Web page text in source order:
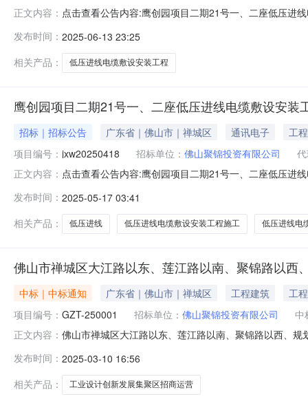
正文内容： 点击查看公告内容:鹰创园项目二期21号一、二座低压进
其他：中标人名称：广东兴达利建设工程有限公司投标
日
发布时间： 2025-06-13 23:25
相关产品：
低压进线电缆敷设安装工程
鹰创园项目二期21号一、二座低压进线电缆敷设安装
招标｜招标公告 广东省｜佛山市｜禅城区 通讯电子
工程
项目编号： jxw20250418 招标单位： 佛山聚锦投资有限公司
正文内容： 点击查看公告内容:鹰创园项目二期21号一、二座低压进
为自筹资金179.498757万元，招标人为佛山聚锦投资有
号一、二
发布时间： 2025-05-17 03:41
相关产品：
低压进线 低压进线电缆敷设安装工程施工 低压进线电
佛山市禅城区大江路以东、莲江路以南、聚锦路以
中标｜中标通知 广东省｜佛山市｜禅城区 工程建筑
工程
项目编号： GZT-250001 招标单位： 佛山聚锦投资有限公司
中
正文内容： 佛山市禅城区大江路以东、莲江路以南、聚锦路以西、
十三路河涌以北围合区域工业设计创新发展集聚区招商
有限公司成交价（元）佛山市禅城区大江路
发布时间： 2025-03-10 16:56
相关产品：
工业设计创新发展集聚区招商运营